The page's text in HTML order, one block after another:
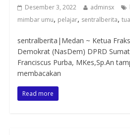
Desember 3, 2022 adminsx
mimbar umu, pelajar, sentralberita,
sentralberita|Medan ~ Ketua
Demokrat (NasDem) DPRD
Franciscus Purba, MKes,Sp.An
membacakan
Read more